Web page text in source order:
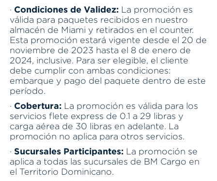
· Condiciones de Validez: La promoción es
válida para paquetes recibidos en nuestro
almacén de Miami y retirados en el counter.
Esta promoción estará vigente desde el 20 de
noviembre de 2023 hasta el 8 de enero de
2024, inclusive. Para ser elegible, el cliente
debe cumplir con ambas condiciones:
embarque y pago del paquete dentro de este
período.
· Cobertura: La promoción es válida para los
servicios flete express de 0.1 a 29 libras y
carga aérea de 30 libras en adelante. La
promoción no aplica para otros servicios.
· Sucursales Participantes: La promoción se
aplica a todas las sucursales de BM Cargo en
el Territorio Dominicano.